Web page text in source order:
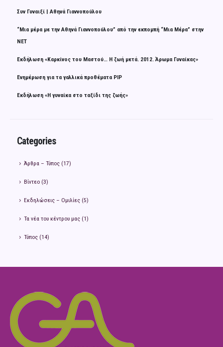
Συν Γυναιξί | Αθηνά Γιαννοπούλου
“Μια μέρα με την Αθηνά Γιαννοπούλου” από την εκπομπή “Μια Μέρα” στην
ΝΕΤ
Εκδήλωση «Καρκίνος του Μαστού… Η ζωή μετά. 2012. Άρωμα Γυναίκας»
Ενημέρωση για τα γαλλικά προθέματα PIP
Εκδήλωση «Η γυναίκα στο ταξίδι της ζωής»
Categories
Άρθρα – Τύπος(17)
Βίντεο(3)
Εκδηλώσεις – Ομιλίες(5)
Τα νέα του κέντρου μας(1)
Τύπος(14)